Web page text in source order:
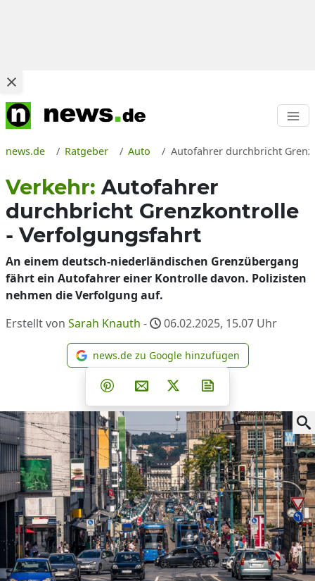
news.de Ratgeber Auto Autofahrer durchbricht
Verkehr: Autofahrer
durchbricht Grenzkontrolle
- Verfolgungsfahrt
An einem deutsch-niederländischen Grenzübergang
fährt ein Autofahrer einer Kontrolle davon. Polizisten
nehmen die Verfolgung auf.
Erstellt von Sarah Knauth - 06.02.2025, 15.07 Uhr
news.de zu Google
news.de zu Google hinzufügen
Teilen auf Facebook
Teilen auf Whatsapp
Teilen auf Telegram
Teilen auf Pinterest
Per E-Mail teilen
Post auf X